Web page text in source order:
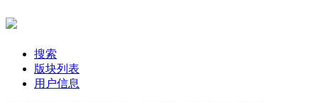
搜索
版块列表
用户信息